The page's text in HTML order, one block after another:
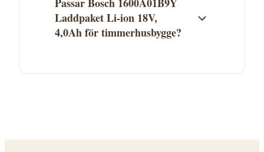
Laddpaket Li-ion 18V,
4,0Ah för timmerhusbygge?